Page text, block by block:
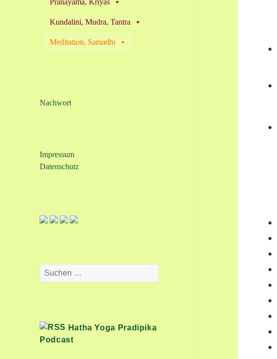
Pranayama, Kriyas
Kundalini, Mudra, Tantra
Meditation, Samadhi
Nachwort
Impressum
Datenschutz
Suchen
nach:
Hatha Yoga Pradipika
Podcast